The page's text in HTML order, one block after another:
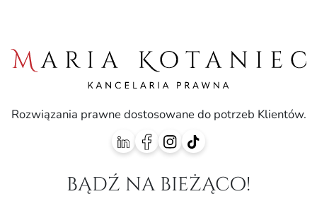
Rozwiązania prawne dostosowane do potrzeb Klientów.
bądź na bieżąco!